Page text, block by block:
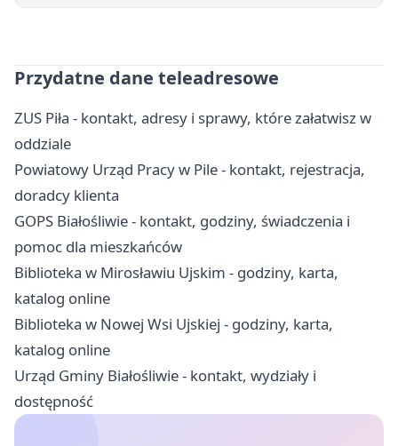
Przydatne dane teleadresowe
ZUS Piła - kontakt, adresy i sprawy, które załatwisz w
oddziale
Powiatowy Urząd Pracy w Pile - kontakt, rejestracja,
doradcy klienta
GOPS Białośliwie - kontakt, godziny, świadczenia i
pomoc dla mieszkańców
Biblioteka w Mirosławiu Ujskim - godziny, karta,
katalog online
Biblioteka w Nowej Wsi Ujskiej - godziny, karta,
katalog online
Urząd Gminy Białośliwie - kontakt, wydziały i
dostępność